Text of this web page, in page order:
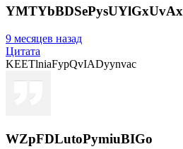
YMTYbBDSePysUYlGxUvAx
9 месяцев назад
Цитата
KEETlniaFypQvIADyynvac
WZpFDLutoPymiuBIGo